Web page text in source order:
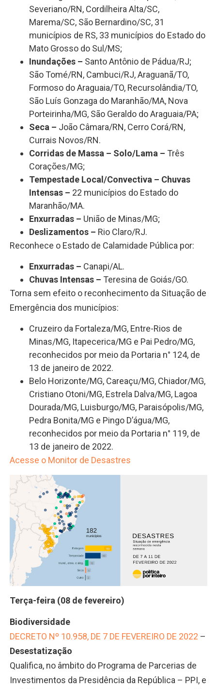
Severiano/RN, Cordilheira Alta/SC,
Marema/SC, São Bernardino/SC, 31
municípios de RS, 33 municípios do Estado do
Mato Grosso do Sul/MS;
Inundações – Santo Antônio de Pádua/RJ;
São Tomé/RN, Cambuci/RJ, Araguanã/TO,
Formoso do Araguaia/TO, Recursolândia/TO,
São Luís Gonzaga do Maranhão/MA, Nova
Porteirinha/MG, São Geraldo do Araguaia/PA;
Seca – João Câmara/RN, Cerro Corá/RN,
Currais Novos/RN.
Corridas de Massa – Solo/Lama – Três
Corações/MG;
Tempestade Local/Convectiva – Chuvas
Intensas – 22 municípios do Estado do
Maranhão/MA.
Enxurradas – União de Minas/MG;
Deslizamentos – Rio Claro/RJ.
Reconhece o Estado de Calamidade Pública por:
Enxurradas – Canapi/AL.
Chuvas Intensas – Teresina de Goiás/GO.
Torna sem efeito o reconhecimento da Situação de
Emergência dos municípios:
Cruzeiro da Fortaleza/MG, Entre-Rios de
Minas/MG, Itapecerica/MG e Pai Pedro/MG,
reconhecidos por meio da Portaria n° 124, de
13 de janeiro de 2022.
Belo Horizonte/MG, Careaçu/MG, Chiador/MG,
Cristiano Otoni/MG, Estrela Dalva/MG, Lagoa
Dourada/MG, Luisburgo/MG, Paraisópolis/MG,
Pedra Bonita/MG e Pingo D’água/MG,
reconhecidos por meio da Portaria n° 119, de
13 de janeiro de 2022.
Acesse o Monitor de Desastres
Terça-feira (08 de fevereiro)
Biodiversidade
DECRETO Nº 10.958, DE 7 DE FEVEREIRO DE 2022 –
Desestatização
Qualifica, no âmbito do Programa de Parcerias de
Investimentos da Presidência da República – PPI, e